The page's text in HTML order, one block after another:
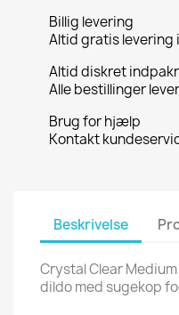
Billig levering
Altid gratis levering
Altid diskret
Alle bestillinger
Brug for hjælp
Kontakt
Beskrivelse
Crystal Clear
dildo med sugekop